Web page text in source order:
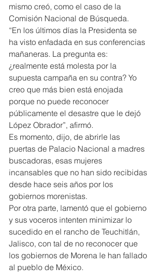
mismo creó, como el caso de la
Comisión Nacional de Búsqueda.
“En los últimos días la Presidenta se
ha visto enfadada en sus conferencias
mañaneras. La pregunta es:
¿realmente está molesta por la
supuesta campaña en su contra? Yo
creo que más bien está enojada
porque no puede reconocer
públicamente el desastre que le dejó
López Obrador”, afirmó.
Es momento, dijo, de abrirle las
puertas de Palacio Nacional a madres
buscadoras, esas mujeres
incansables que no han sido recibidas
desde hace seis años por los
gobiernos morenistas.
Por otra parte, lamentó que el gobierno
y sus voceros intenten minimizar lo
sucedido en el rancho de Teuchitlán,
Jalisco, con tal de no reconocer que
los gobiernos de Morena le han fallado
al pueblo de México.